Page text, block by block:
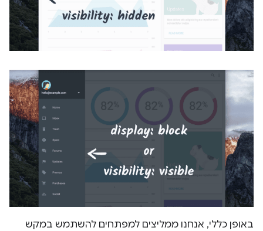
באופן כללי, אנחנו ממליצים למפתחים להשתמש במקש